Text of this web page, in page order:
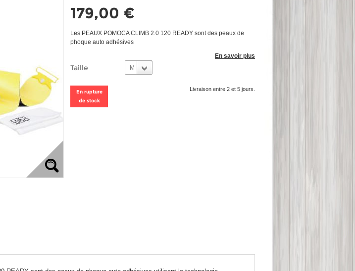
179,00 €
Les PEAUX POMOCA CLIMB 2.0 120 READY sont des peaux de
phoque auto adhésives
En savoir plus
Taille M
En rupture
de stock
Livraison entre 2 et 5 jours.